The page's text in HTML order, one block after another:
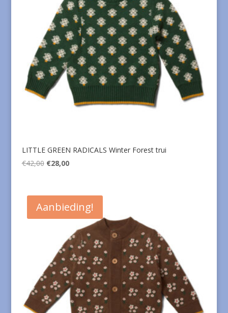
LITTLE GREEN RADICALS Winter Forest trui
€42,00 Oorspronkelijke
€42,00.
€28,00Huidige
€28,00.
Aanbieding!